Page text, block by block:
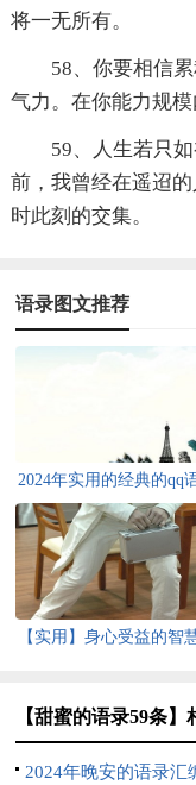
将一无所有。
58、你要相信
气力。在你能力规模
59、人生若只
前，我曾经在遥迢
时此刻的交集。
语录图文推荐
2024年实用的经典的qq
50条
【实用】身心受益的智
【甜蜜的语录59条】
2024年晚安的语录汇